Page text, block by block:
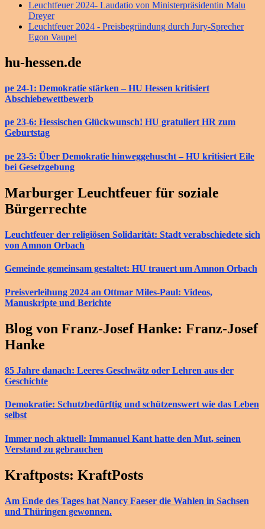
Leuchtfeuer 2024- Laudatio von Ministerpräsidentin Malu
Dreyer
Leuchtfeuer 2024 - Preisbegründung durch Jury-Sprecher
Egon Vaupel
hu-hessen.de
pe 24-1: Demokratie stärken – HU Hessen kritisiert
Abschiebewettbewerb
pe 23-6: Hessischen Glückwunsch! HU gratuliert HR zum
Geburtstag
pe 23-5: Über Demokratie hinweggehuscht – HU kritisiert Eile
bei Gesetzgebung
Marburger Leuchtfeuer für soziale
Bürgerrechte
Leuchtfeuer der religiösen Solidarität: Stadt verabschiedete sich
von Amnon Orbach
Gemeinde gemeinsam gestaltet: HU trauert um Amnon Orbach
Preisverleihung 2024 an Ottmar Miles-Paul: Videos,
Manuskripte und Berichte
Blog von Franz-Josef Hanke: Franz-Josef
Hanke
85 Jahre danach: Leeres Geschwätz oder Lehren aus der
Geschichte
Demokratie: Schutzbedürftig und schützenswert wie das Leben
selbst
Immer noch aktuell: Immanuel Kant hatte den Mut, seinen
Verstand zu gebrauchen
Kraftposts: KraftPosts
Am Ende des Tages hat Nancy Faeser die Wahlen in Sachsen
und Thüringen gewonnen.